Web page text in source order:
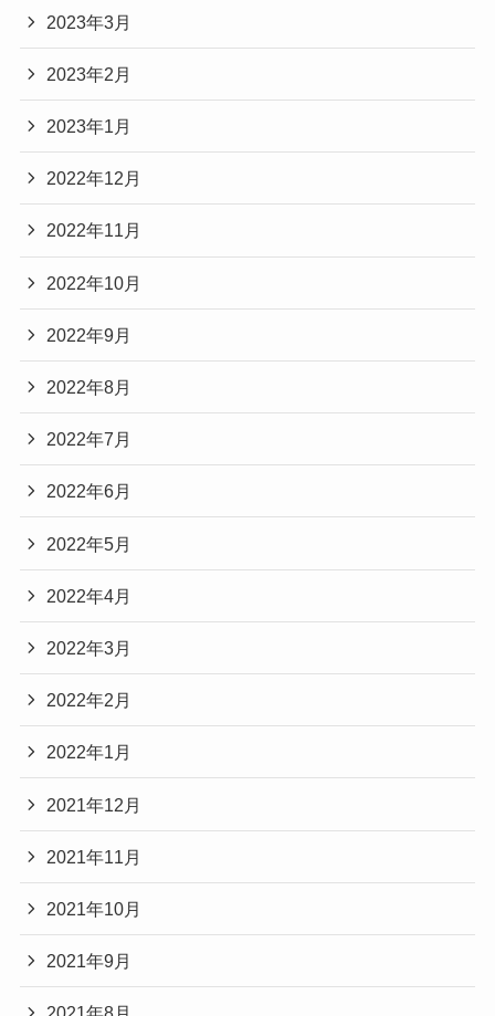
2023年3月
2023年2月
2023年1月
2022年12月
2022年11月
2022年10月
2022年9月
2022年8月
2022年7月
2022年6月
2022年5月
2022年4月
2022年3月
2022年2月
2022年1月
2021年12月
2021年11月
2021年10月
2021年9月